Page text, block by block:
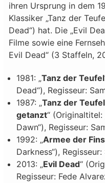
ihren Ursprung in dem
Klassiker „Tanz der
Dead“) hat. Die „Evil
Filme sowie eine
Evil Dead“ (3 Staffeln,
1981: „Tanz der Teufel
Dead“), Regisseur:
1987: „Tanz der
getanzt“ (Originaltitel:
Dawn“), Regisseur:
1992: „Armee der
Darkness“), Regisseur:
2013: „Evil Dead“
Regisseur: Fede